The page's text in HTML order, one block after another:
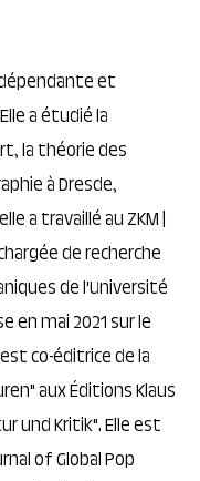
et
a étudié la
la théorie des
à Dresde,
a travaillé au ZKM |
de recherche
de l'Université
en mai 2021 sur le
co-éditrice de la
aux Éditions Klaus
und Kritik". Elle est
of Global Pop